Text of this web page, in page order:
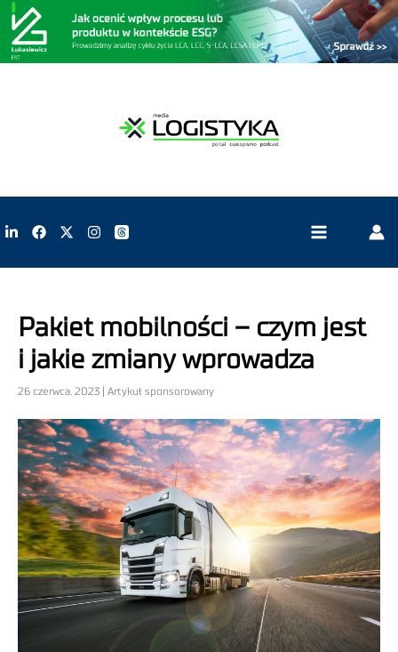
Pakiet mobilności – czym jest
i jakie zmiany wprowadza
26 czerwca, 2023 | Artykuł sponsorowany